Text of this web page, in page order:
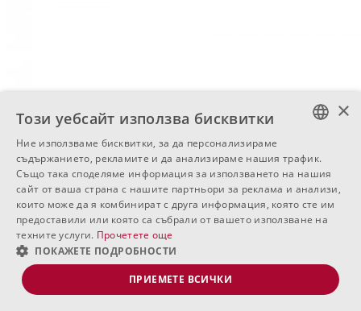
BULGARIAN
ENGLISH
RUSSIAN
×
Този уебсайт използва бисквитки
Ние използваме бисквитки, за да персонализираме
съдържанието, рекламите и да анализираме нашия трафик.
Също така споделяме информация за използването на нашия
сайт от ваша страна с нашите партньори за реклама и анализи,
които може да я комбинират с друга информация, която сте им
предоставили или която са събрали от вашето използване на
техните услуги. Прочетете още
ПОКАЖЕТЕ ПОДРОБНОСТИ
ПРИЕМЕТЕ ВСИЧКИ